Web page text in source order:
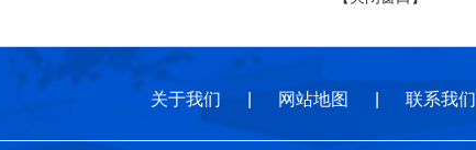
关于我们 网站地图 联系我们